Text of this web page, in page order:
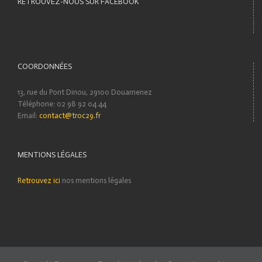
COORDONNÉES
13, rue du Pont Dinou, 29100 Douarnenez
Téléphone: 02 98 92 04 44
Email: contact@troc29.fr
MENTIONS LÉGALES
Retrouvez ici nos mentions légales